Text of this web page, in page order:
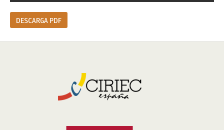
DESCARGA PDF